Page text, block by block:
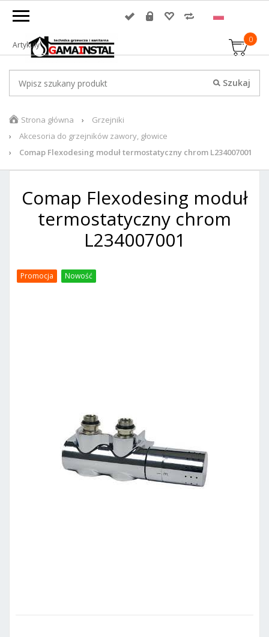
0
Artykuły
Strona główna
Grzejniki
Akcesoria do grzejników zawory, głowice
Comap Flexodesing moduł termostatyczny chrom L234007001
Comap Flexodesing moduł
termostatyczny chrom
L234007001
Promocja Nowość